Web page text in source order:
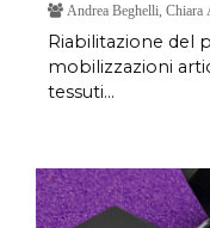
Andrea Beghelli, Chiara
Riabilitazione del
mobilizzazioni
tessuti...